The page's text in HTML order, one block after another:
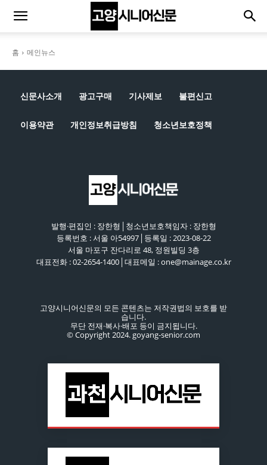
홈 메인뉴스
신문사소개 광고구매 기사제보 불편신고
이용약관 개인정보취급방침 청소년보호정책
발행·편집인 : 장한형│청소년보호책임자 : 장한형
등록번호 : 서울 아54997│등록일 : 2023-08-22
서울 마포구 잔다리로 48, 정원빌딩 3층
대표전화 : 02-2654-1400│대표메일 : one@mainage.co.kr
고양시니어신문의 모든 콘텐츠는 저작권법의 보호를 받
습니다.
무단 전재·복사·배포 등이 금지됩니다.
© Copyright 2024. goyang-senior.com